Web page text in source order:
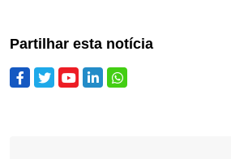
Partilhar esta notícia